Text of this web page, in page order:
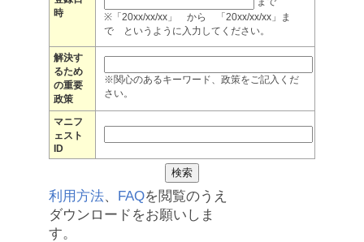
時
※「20xx/xx/xx」 から 「20xx/xx/xx」ま
で というように入力してください。
解決す
るため
の重要
政策
※関心のあるキーワード、政策をご記入くだ
さい。
マニフ
ェスト
ID
利用方法、 FAQを閲覧のうえ
ダウンロードをお願いしま
す。